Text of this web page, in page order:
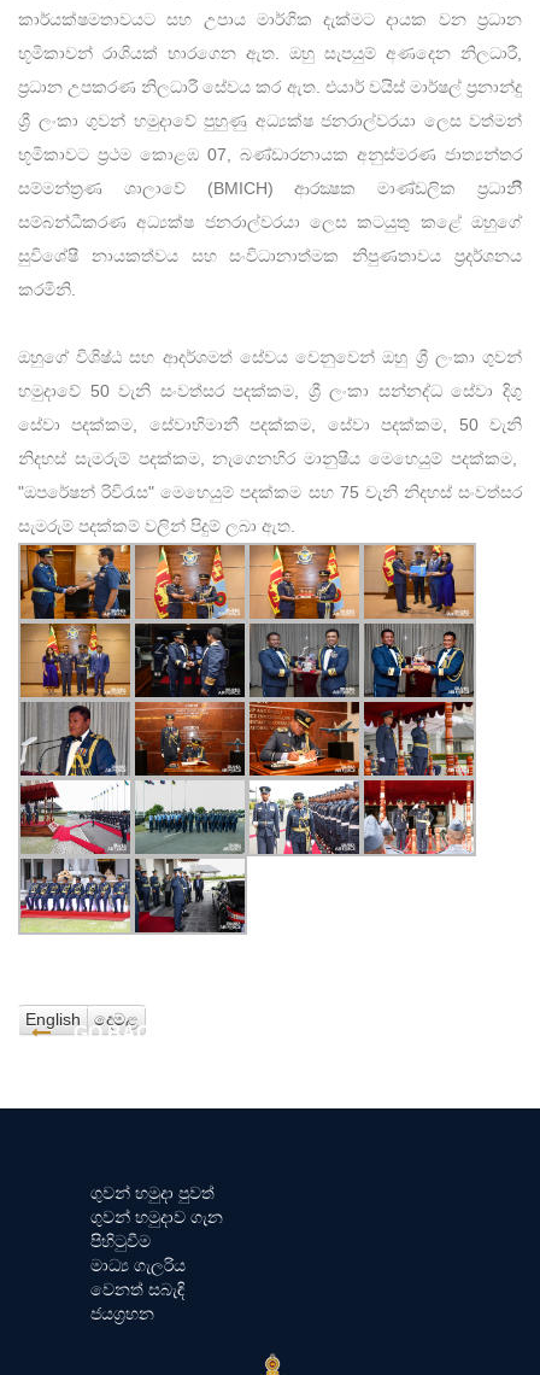
කාර්යක්ෂමතාවයට සහ උපාය මාර්ගික දැක්මට දායක වන ප්‍රධාන
භූමිකාවන් රාශියක් භාරගෙන ඇත. ඔහු සැපයුම් අණදෙන නිලධාරී,
ප්‍රධාන උපකරණ නිලධාරී සේවය කර ඇත. එයාර් වයිස් මාර්ෂල් ප්‍රනාන්දු
ශ්‍රී ලංකා ගුවන් හමුදාවේ පුහුණු අධ්‍යක්ෂ ජනරාල්වරයා ලෙස වත්මන්
භූමිකාවට ප්‍රථම කොළඹ 07, බණ්ඩාරනායක අනුස්මරණ ජාත්‍යන්තර
සම්මන්ත්‍රණ ශාලාවේ (BMICH) ආරක්‍ෂක මාණ්ඩලික ප්‍රධානිී
සම්බන්ධීකරණ අධ්‍යක්ෂ ජනරාල්වරයා ලෙස කටයුතු කළේ ඔහුගේ
සුවිශේෂී නායකත්වය සහ සංවිධානාත්මක නිපුණතාවය ප්‍රදර්ශනය
කරමිනි.
ඔහුගේ විශිෂ්ඨ සහ ආදර්ශමත් සේවය වෙනුවෙන් ඔහු ශ්‍රී ලංකා ගුවන්
හමුදාවේ 50 වැනි සංවත්සර පදක්කම, ශ්‍රී ලංකා සන්නද්ධ සේවා දිගු
සේවා පදක්කම, සේවාභිමානී පදක්කම, සේවා පදක්කම, 50 වැනි
නිදහස් සැමරුම් පදක්කම, නැගෙනහිර මානුෂීය මෙහෙයුම් පදක්කම,
"ඔපරේෂන් රිවිරැස" මෙහෙයුම් පදක්කම සහ 75 වැනි නිදහස් සංවත්සර
සැමරුම් පදක්කම් වලින් පිදුම් ලබා ඇත.
English දෙමළ
GO BACK
ගුවන් හමුදා පුවත්
ගුවන් හමුදාව ගැන
පිහිටුවීම
මාධ්‍ය ගැලරිය
වෙනත් සබැඳි
ජයග්‍රහන